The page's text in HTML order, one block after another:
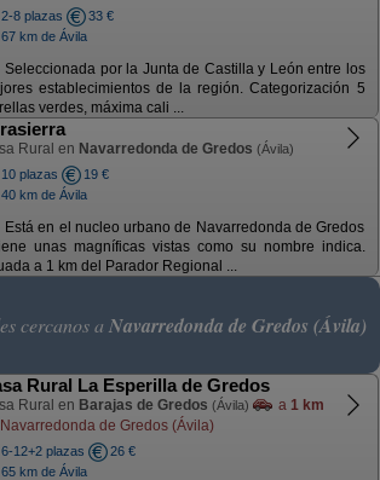
2-8 plazas
33 €
67 km de Ávila
Seleccionada por la Junta de Castilla y León entre los
establecimientos de la región. Categorización 5
verdes, máxima cali ...
Rural en Navarredonda de Gredos (Ávila)
10 plazas
19 €
40 km de Ávila
Está en el nucleo urbano de Navarredonda de Gredos
unas magníficas vistas como su nombre indica.
a 1 km del Parador Regional ...
cercanos a Navarredonda de Gredos (Ávila)
Rural La Esperilla de Gredos
Rural en Barajas de Gredos (Ávila) a 1 km
de Gredos (Ávila)
6-12+2 plazas
26 €
65 km de Ávila